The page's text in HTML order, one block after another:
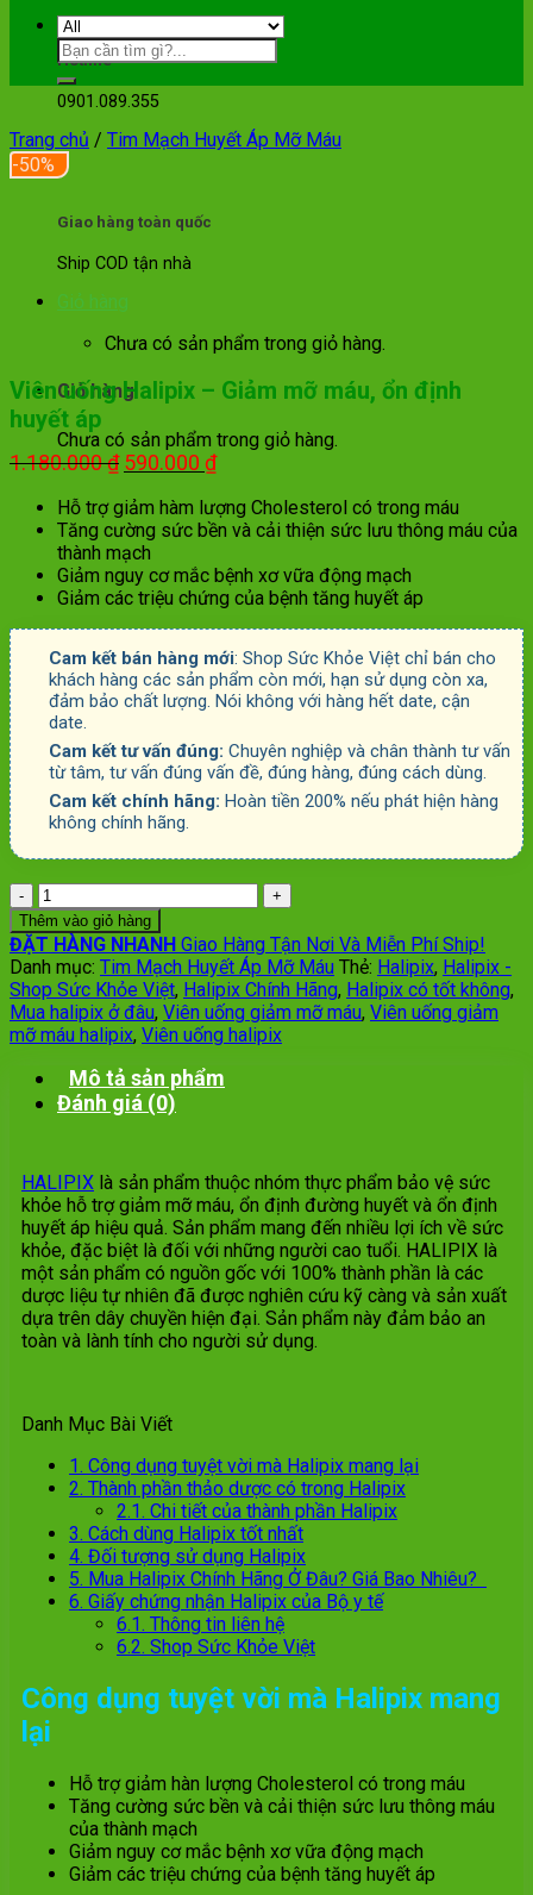
Hotline
0901.089.355
Giao hàng toàn quốc
Ship COD tận nhà
Giỏ hàng
Chưa có sản phẩm trong giỏ hàng.
Giỏ hàng
Chưa có sản phẩm trong giỏ hàng.
Trang chủ / Tim Mạch Huyết Áp Mỡ Máu
-50%
Viên uống Halipix – Giảm mỡ máu, ổn định
huyết áp
1.180.000₫ Giá
là:
1.180.000 ₫.
590.000 ₫Giá
tại
là:
Hỗ trợ giảm hàm lượng Cholesterol có trong máu
Tăng cường sức bền và cải thiện sức lưu thông máu của
thành mạch
Giảm nguy cơ mắc bệnh xơ vữa động mạch
Giảm các triệu chứng của bệnh tăng huyết áp
Cam kết bán hàng mới: Shop Sức Khỏe Việt chỉ bán cho
khách hàng các sản phẩm còn mới, hạn sử dụng còn xa,
đảm bảo chất lượng. Nói không với hàng hết date, cận
date.
Cam kết tư vấn đúng: Chuyên nghiệp và chân thành tư vấn
từ tâm, tư vấn đúng vấn đề, đúng hàng, đúng cách dùng.
Cam kết chính hãng: Hoàn tiền 200% nếu phát hiện hàng
không chính hãng.
Số
lượng
Thêm vào giỏ hàng
ĐẶT HÀNG NHANH Giao Hàng Tận Nơi Và Miễn Phí Ship!
Danh mục: Tim Mạch Huyết Áp Mỡ Máu Thẻ: Halipix, Halipix -
Shop Sức Khỏe Việt, Halipix Chính Hãng, Halipix có tốt không,
Mua halipix ở đâu, Viên uống giảm mỡ máu, Viên uống giảm
mỡ máu halipix, Viên uống halipix
Mô tả sản phẩm
Đánh giá (0)
HALIPIX là sản phẩm thuộc nhóm thực phẩm bảo vệ sức
khỏe hỗ trợ giảm mỡ máu, ổn định đường huyết và ổn định
huyết áp hiệu quả. Sản phẩm mang đến nhiều lợi ích về sức
khỏe, đặc biệt là đối với những người cao tuổi. HALIPIX là
một sản phẩm có nguồn gốc với 100% thành phần là các
dược liệu tự nhiên đã được nghiên cứu kỹ càng và sản xuất
dựa trên dây chuyền hiện đại. Sản phẩm này đảm bảo an
toàn và lành tính cho người sử dụng.
Danh Mục Bài Viết
1. Công dụng tuyệt vời mà Halipix mang lại
2. Thành phần thảo dược có trong Halipix
2.1. Chi tiết của thành phần Halipix
3. Cách dùng Halipix tốt nhất
4. Đối tượng sử dụng Halipix
5. Mua Halipix Chính Hãng Ở Đâu? Giá Bao Nhiêu?
6. Giấy chứng nhận Halipix của Bộ y tế
6.1. Thông tin liên hệ
6.2. Shop Sức Khỏe Việt
Công dụng tuyệt vời mà Halipix mang
lại
Hỗ trợ giảm hàn lượng Cholesterol có trong máu
Tăng cường sức bền và cải thiện sức lưu thông máu
của thành mạch
Giảm nguy cơ mắc bệnh xơ vữa động mạch
Giảm các triệu chứng của bệnh tăng huyết áp